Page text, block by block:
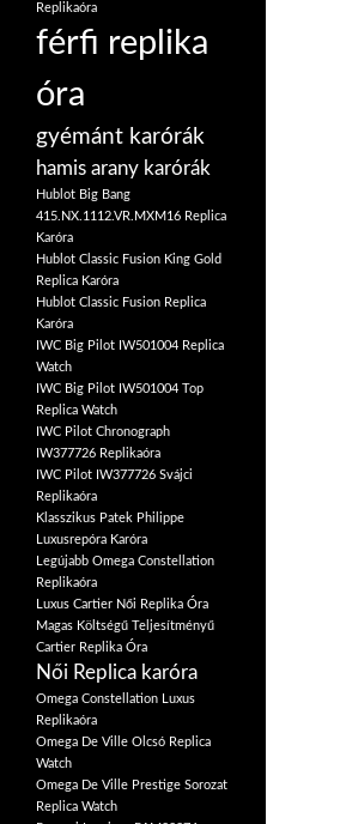
Replikaóra
férfi replika
óra
gyémánt karórák
hamis arany karórák
Hublot Big Bang
415.NX.1112.VR.MXM16 Replica
Karóra
Hublot Classic Fusion King Gold
Replica Karóra
Hublot Classic Fusion Replica
Karóra
IWC Big Pilot IW501004 Replica
Watch
IWC Big Pilot IW501004 Top
Replica Watch
IWC Pilot Chronograph
IW377726 Replikaóra
IWC Pilot IW377726 Svájci
Replikaóra
Klasszikus Patek Philippe
Luxusrepóra Karóra
Legújabb Omega Constellation
Replikaóra
Luxus Cartier Női Replika Óra
Magas Költségű Teljesítményű
Cartier Replika Óra
Női Replica karóra
Omega Constellation Luxus
Replikaóra
Omega De Ville Olcsó Replica
Watch
Omega De Ville Prestige Sorozat
Replica Watch